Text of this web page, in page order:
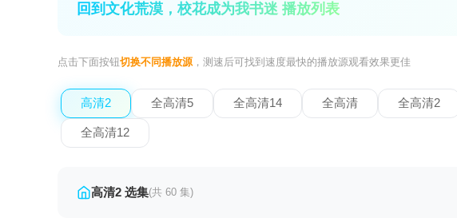
回到文化荒漠，校花成为我书迷 播放列表
点击下面按钮切换不同播放源，测速后可找到速度最快的播放源观看效果更佳
高清2 全高清5 全高清14 全高清 全高清2
全高清12
高清2 选集(共 60 集)